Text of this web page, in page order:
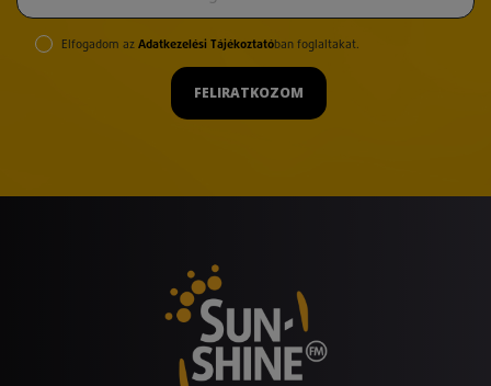
Elfogadom az Adatkezelési Tájékoztatóban foglaltakat.
FELIRATKOZOM